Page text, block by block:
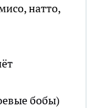
натто,
бобы)